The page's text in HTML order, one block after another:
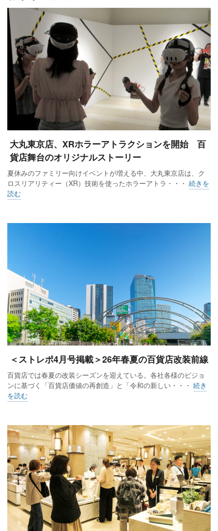
大丸東京店、XRホラーアトラクションを開始 百
貨店舞台のオリジナルストーリー
夏休みのファミリー向けイベントが増える中、大丸東京店は、ク
ロスリアリティー（XR）技術を使ったホラーアトラ・・・ 続きを
読む
＜ストレポ4月号掲載＞26年春夏の百貨店改装前線
百貨店では春夏の改装シーズンを迎えている。各社各様のビジョ
ンに基づく「百貨店価値の再創造」と「令和の新しい・・・ 続き
を読む